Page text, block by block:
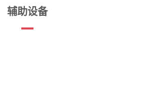
辅助设备